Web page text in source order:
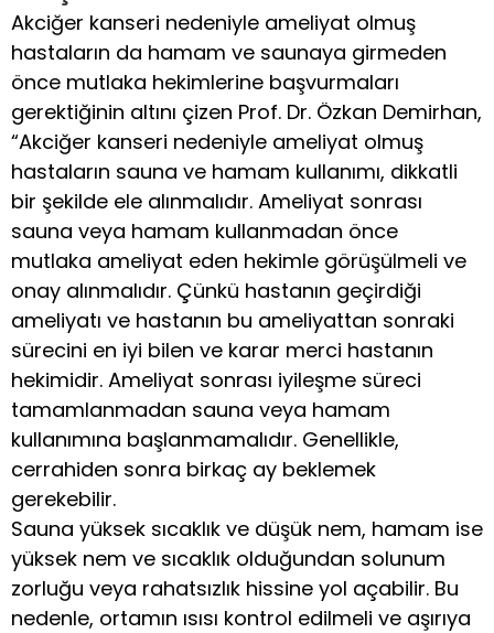
Akciğer kanseri nedeniyle ameliyat olmuş
hastaların da hamam ve saunaya girmeden
önce mutlaka hekimlerine başvurmaları
gerektiğinin altını çizen Prof. Dr. Özkan Demirhan,
“Akciğer kanseri nedeniyle ameliyat olmuş
hastaların sauna ve hamam kullanımı, dikkatli
bir şekilde ele alınmalıdır. Ameliyat sonrası
sauna veya hamam kullanmadan önce
mutlaka ameliyat eden hekimle görüşülmeli ve
onay alınmalıdır. Çünkü hastanın geçirdiği
ameliyatı ve hastanın bu ameliyattan sonraki
sürecini en iyi bilen ve karar merci hastanın
hekimidir. Ameliyat sonrası iyileşme süreci
tamamlanmadan sauna veya hamam
kullanımına başlanmamalıdır. Genellikle,
cerrahiden sonra birkaç ay beklemek
gerekebilir.
Sauna yüksek sıcaklık ve düşük nem, hamam ise
yüksek nem ve sıcaklık olduğundan solunum
zorluğu veya rahatsızlık hissine yol açabilir. Bu
nedenle, ortamın ısısı kontrol edilmeli ve aşırıya